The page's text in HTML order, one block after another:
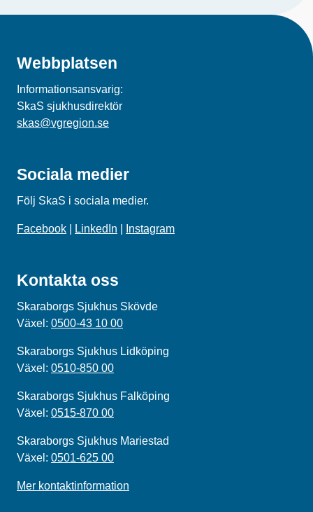
Webbplatsen
Informationsansvarig:
SkaS sjukhusdirektör
skas@vgregion.se
Sociala medier
Följ SkaS i sociala medier.
Facebook LinkedIn Instagram
Kontakta oss
Skaraborgs Sjukhus Skövde
Växel: 0500-43 10 00
Skaraborgs Sjukhus Lidköping
Växel: 0510-850 00
Skaraborgs Sjukhus Falköping
Växel: 0515-870 00
Skaraborgs Sjukhus Mariestad
Växel: 0501-625 00
Mer kontaktinformation